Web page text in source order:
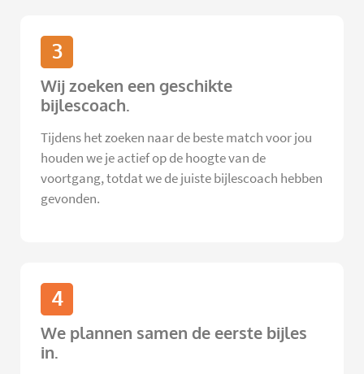
3
Wij zoeken een geschikte
bijlescoach.
Tijdens het zoeken naar de beste match voor jou
houden we je actief op de hoogte van de
voortgang, totdat we de juiste bijlescoach hebben
gevonden.
4
We plannen samen de eerste bijles
in.